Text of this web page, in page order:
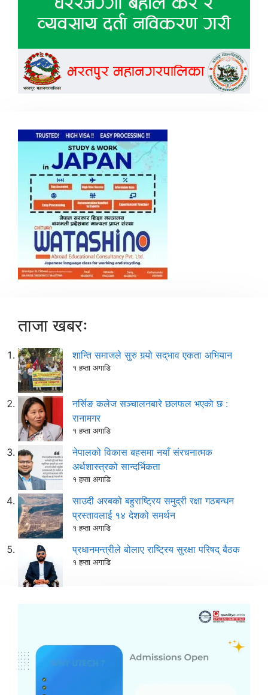
ताजा खबरः
शान्ति समाजले सुरु गर्‍यो सद्‌भाव एकता अभियान
१ हप्ता अगाडि
नर्सिङ कलेज सञ्चालनबारे छलफल भएकाे छ :
रानामगर
१ हप्ता अगाडि
नेपालको विकास बहसमा नयाँ संरचनात्मक
अर्थशास्त्रको सान्दर्भिकता
१ हप्ता अगाडि
साउदी अरबको बहुराष्ट्रिय समुद्री रक्षा गठबन्धन
प्रस्तावलाई १४ देशको समर्थन
१ हप्ता अगाडि
प्रधानमन्त्रीले बोलाए राष्ट्रिय सुरक्षा परिषद् बैठक
१ हप्ता अगाडि